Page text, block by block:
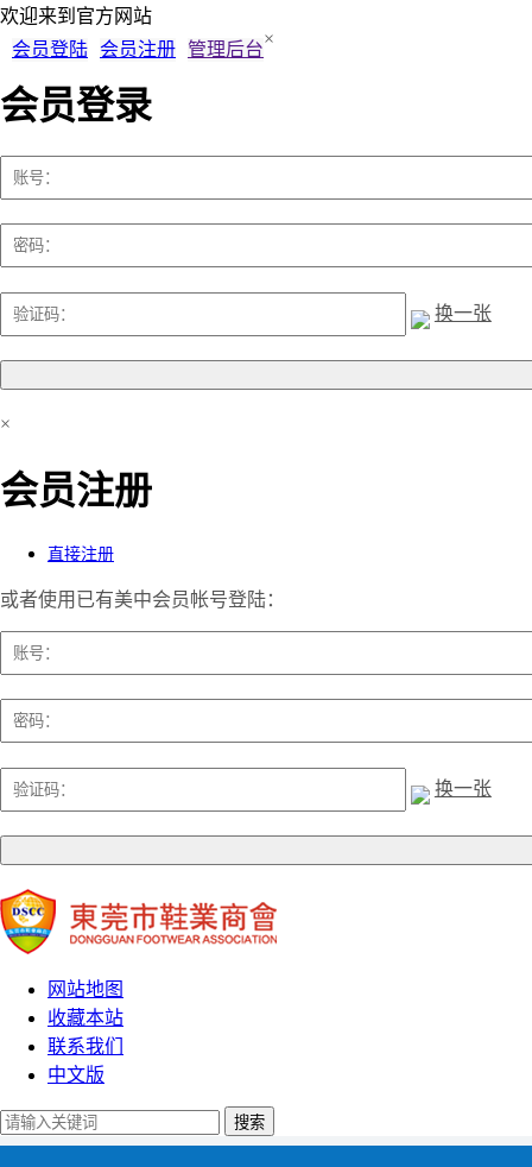
欢迎来到 官方网站
会员登陆
会员注册 管理后台
×
会员登录
换一张
×
会员注册
直接注册
或者使用已有美中会员帐号登陆：
换一张
网站地图
收藏本站
联系我们
中文版